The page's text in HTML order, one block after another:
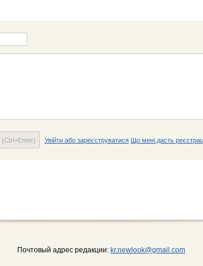
(Ctrl+Enter) Увійти або зареєструватися Що мені дасть
Почтовый адрес редакции: kr.newlook@gmail.com